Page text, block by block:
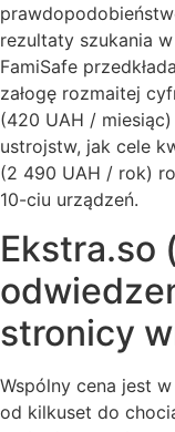
rezultaty szukania
FamiSafe
załogę rozmaitej
(420 UAH /
ustrojstw, jak cele
(2 490 UAH / rok)
10-ciu urządzeń.
Ekstra.so
stronicy
Wspólny cena jest
od kilkuset do